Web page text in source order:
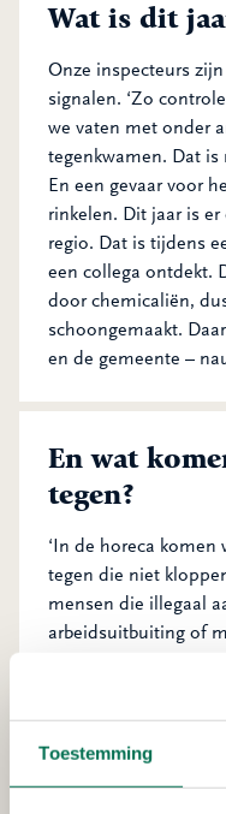
Toestemming
Wat is dit
Onze inspecteurs
signalen. ‘Zo
we vaten met onder
tegenkwamen. Dat is
En een gevaar voor
rinkelen. Dit jaar is
regio. Dat is tijdens
een collega ontdekt.
door chemicaliën,
schoongemaakt.
en de gemeente –
En wat
tegen?
‘In de horeca
tegen die niet
mensen die illegaal
arbeidsuitbuiting of
bestemming van
brand uitbreekt. De
UWV zijn hierbij